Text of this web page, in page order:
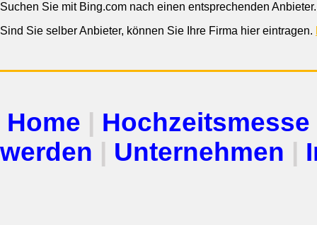
Suchen Sie mit Bing.com nach einen entsprechenden
Sind Sie selber Anbieter, können Sie Ihre Firma hier eintragen.
Home Hochzeitsmesse
werden
Unternehmen